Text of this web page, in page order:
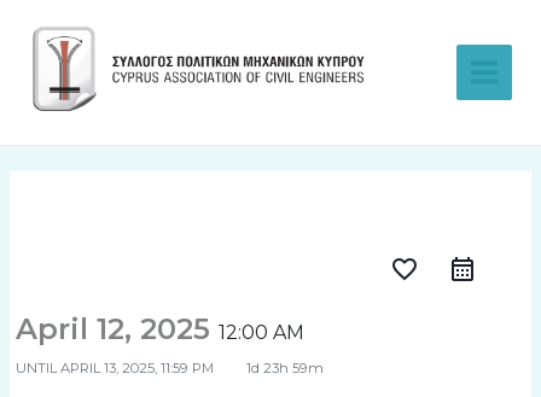
content
favorite_border
April 12, 2025 12:00 AM
UNTILAPRIL 13, 2025, 11:59 PM 1d 23h 59m